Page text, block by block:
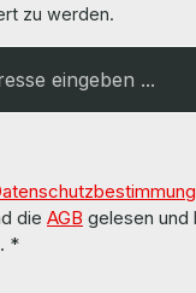
zu werden.
die AGB gelesen und
*